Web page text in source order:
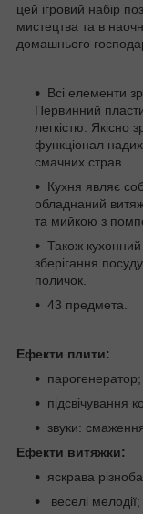
цей ігровий набір
мистецтва та в
домашнього
Всі елементи
Первинний
легкістю. Якісно
функціонал
смачних страв.
Кухня являє
обладнаний
та мийкою з
Також
зберігання
поличок.
43 предмета.
Ефекти плити:
парогенератор;
підсвічування
звуки:
Ефекти витяжки:
яскрава
веселі мелодії;